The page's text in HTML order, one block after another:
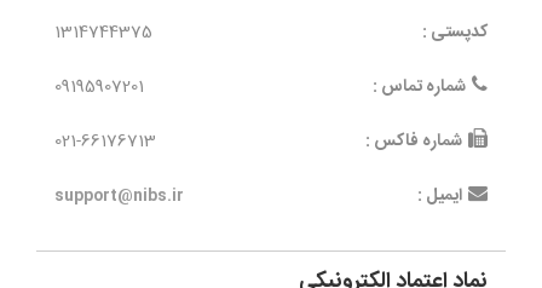
کدپستی :
1314744375
شماره تماس :
09195907201
شماره فاکس :
021-66176713
ایمیل :
support@nibs.ir